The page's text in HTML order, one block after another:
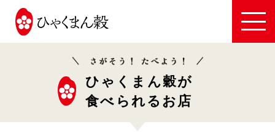
JA
全
農
い
し
か
わ
ひゃくまん穀が
食べられるお店